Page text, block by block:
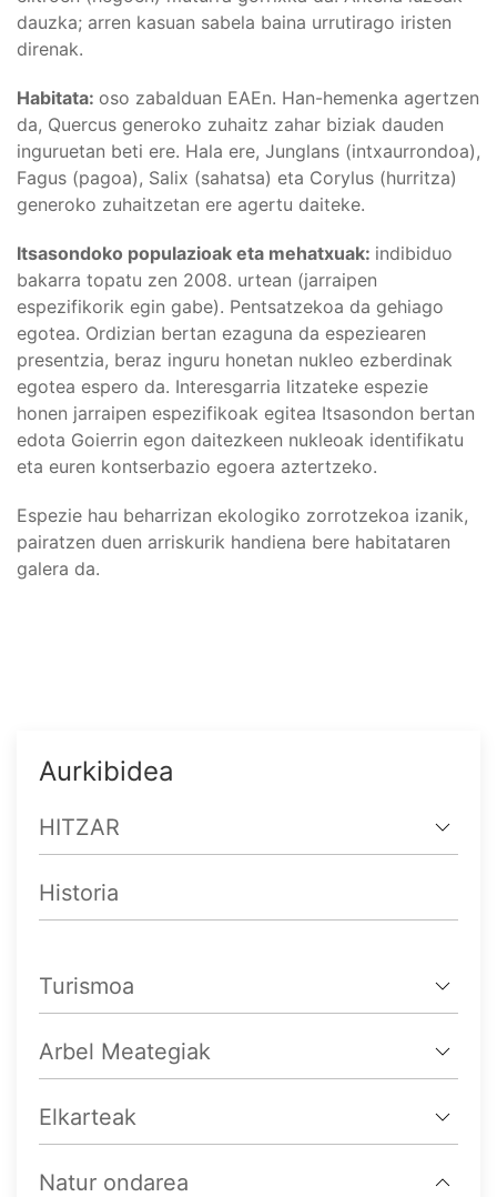
dauzka; arren kasuan sabela baina urrutirago iristen
direnak.
Habitata: oso zabalduan EAEn. Han-hemenka agertzen
da, Quercus generoko zuhaitz zahar biziak dauden
inguruetan beti ere. Hala ere, Junglans (intxaurrondoa),
Fagus (pagoa), Salix (sahatsa) eta Corylus (hurritza)
generoko zuhaitzetan ere agertu daiteke.
Itsasondoko populazioak eta mehatxuak: indibiduo
bakarra topatu zen 2008. urtean (jarraipen
espezifikorik egin gabe). Pentsatzekoa da gehiago
egotea. Ordizian bertan ezaguna da espeziearen
presentzia, beraz inguru honetan nukleo ezberdinak
egotea espero da. Interesgarria litzateke espezie
honen jarraipen espezifikoak egitea Itsasondon bertan
edota Goierrin egon daitezkeen nukleoak identifikatu
eta euren kontserbazio egoera aztertzeko.
Espezie hau beharrizan ekologiko zorrotzekoa izanik,
pairatzen duen arriskurik handiena bere habitataren
galera da.
Aurkibidea
HITZAR
Historia
Turismoa
Arbel Meategiak
Elkarteak
Natur ondarea